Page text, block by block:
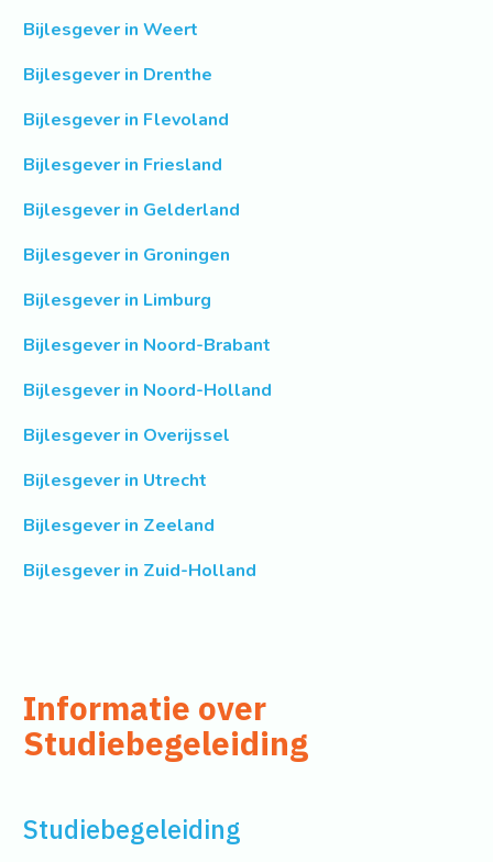
Bijlesgever in Weert
Bijlesgever in Drenthe
Bijlesgever in Flevoland
Bijlesgever in Friesland
Bijlesgever in Gelderland
Bijlesgever in Groningen
Bijlesgever in Limburg
Bijlesgever in Noord-Brabant
Bijlesgever in Noord-Holland
Bijlesgever in Overijssel
Bijlesgever in Utrecht
Bijlesgever in Zeeland
Bijlesgever in Zuid-Holland
Informatie over
Studiebegeleiding
Studiebegeleiding